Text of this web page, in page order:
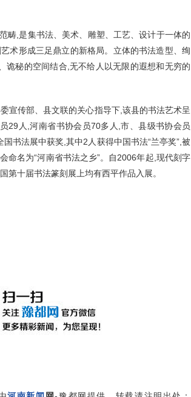
,是集书法、美术、雕塑、工艺、设计于一体的
术形成三足鼎立的新格局。立体的书法造型、绚
诡秘的空间结合,无不给人以无限的遐想和无穷的
传部、县文联的关心指导下,该县的书法艺术呈
29人,河南省书协会员70多人,市、县级书协会员
书法展中获奖,其中2人获得中国书法“兰亭奖”,被
命名为“河南省书法之乡”。自2006年起,现代刻字
第十届书法篆刻展上均有西平作品入展。